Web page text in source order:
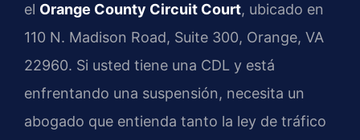
el Orange County Circuit Court, ubicado en
110 N. Madison Road, Suite 300, Orange, VA
22960. Si usted tiene una CDL y está
enfrentando una suspensión, necesita un
abogado que entienda tanto la ley de tráfico